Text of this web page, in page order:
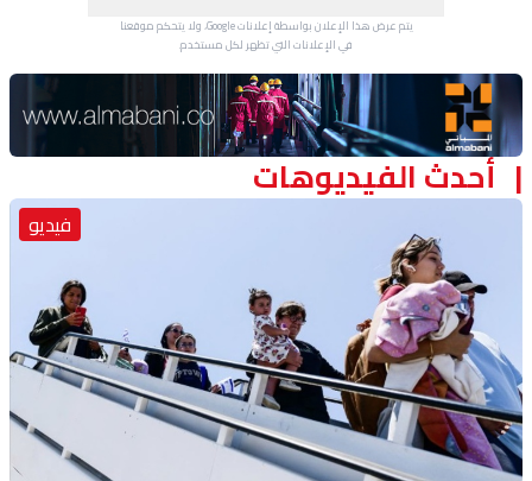
يتم عرض هذا الإعلان بواسطة إعلانات Google، ولا يتحكم موقعنا
في الإعلانات التي تظهر لكل مستخدم.
Advertisement Section
أحدث الفيديوهات
فيديو